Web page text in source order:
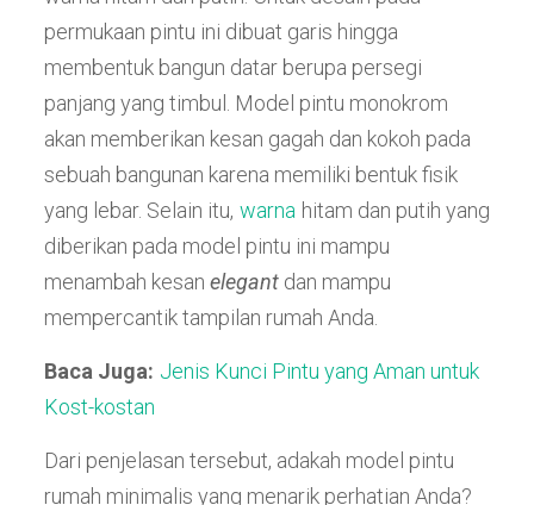
permukaan pintu ini dibuat garis hingga
membentuk bangun datar berupa persegi
panjang yang timbul. Model pintu monokrom
akan memberikan kesan gagah dan kokoh pada
sebuah bangunan karena memiliki bentuk fisik
yang lebar. Selain itu, warna hitam dan putih yang
diberikan pada model pintu ini mampu
menambah kesan elegantdan mampu
mempercantik tampilan rumah Anda.
Baca Juga: Jenis Kunci Pintu yang Aman untuk
Kost-kostan
Dari penjelasan tersebut, adakah model pintu
rumah minimalis yang menarik perhatian Anda?